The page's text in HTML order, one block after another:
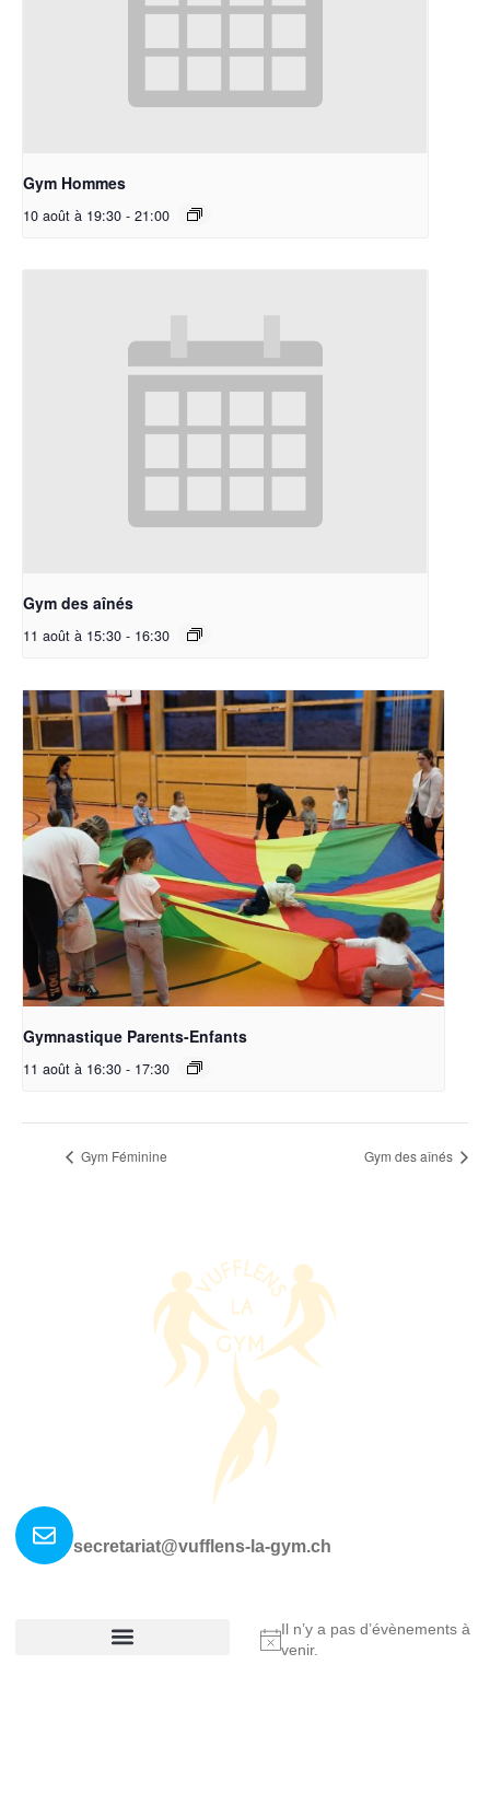
Gym Hommes
10 août à 19:30 - 21:00
Gym des aînés
11 août à 15:30 - 16:30
Gymnastique Parents-Enfants
11 août à 16:30 - 17:30
Gym Féminine Gym des aînés
secretariat@vufflens-la-gym.ch
Notice
Il n’y a pas d’évènements à
venir.